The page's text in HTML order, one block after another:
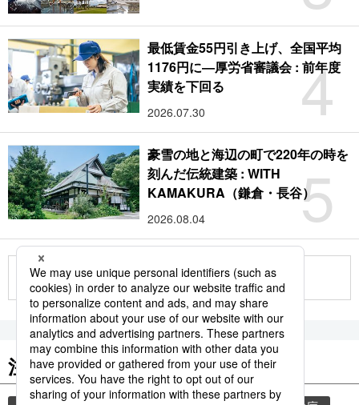
4
最低賃金55円引き上げ、全国平均
1176円に―厚労省審議会 : 前年度
実績を下回る
2026.07.30
5
豪雪の地と海辺の町で220年の時を
刻んだ伝統建築 : WITH
KAMAKURA（鎌倉・長谷）
2026.08.04
もっと見る
注目のキーワード